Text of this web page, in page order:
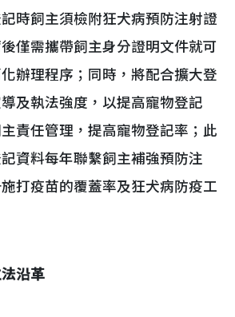
時飼主須檢附狂犬病預防注射證
僅需攜帶飼主身分證明文件就可
辦理程序；同時，將配合擴大登
及執法強度，以提高寵物登記
責任管理，提高寵物登記率；此
資料每年聯繫飼主補強預防注
打疫苗的覆蓋率及狂犬病防疫工
沿革